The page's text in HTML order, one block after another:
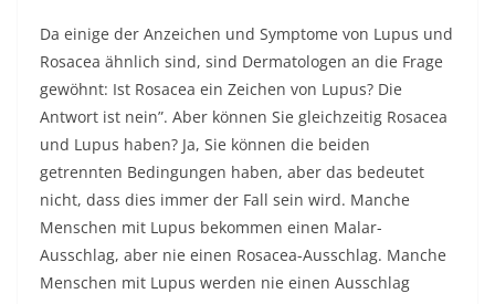
Da einige der Anzeichen und Symptome von Lupus und
Rosacea ähnlich sind, sind Dermatologen an die Frage
gewöhnt: Ist Rosacea ein Zeichen von Lupus? Die
Antwort ist nein”. Aber können Sie gleichzeitig Rosacea
und Lupus haben? Ja, Sie können die beiden
getrennten Bedingungen haben, aber das bedeutet
nicht, dass dies immer der Fall sein wird. Manche
Menschen mit Lupus bekommen einen Malar-
Ausschlag, aber nie einen Rosacea-Ausschlag. Manche
Menschen mit Lupus werden nie einen Ausschlag